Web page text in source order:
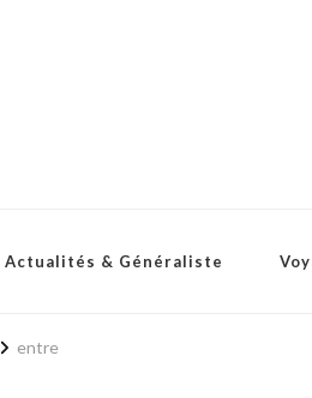
Actualités & Généraliste
entre